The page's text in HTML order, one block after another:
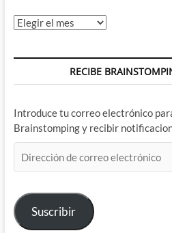
Archivos
RECIBE
Introduce tu correo electrónico
Brainstomping y recibir
de
electrónico
Suscribir